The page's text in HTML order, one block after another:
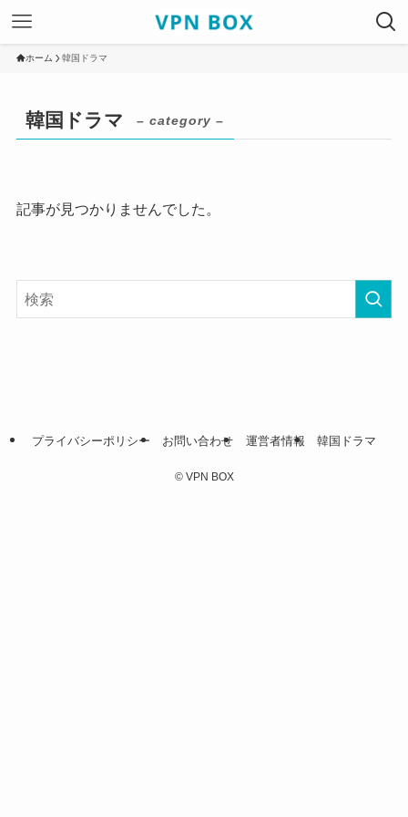
ホーム 韓国ドラマ
韓国ドラマ – category –
記事が見つかりませんでした。
プライバシーポリシー お問い合わせ 運営者情報 韓国ドラマ
©VPN BOX